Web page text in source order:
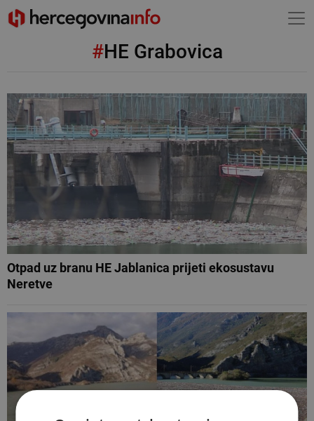
#HE Grabovica
Otpad uz branu HE Jablanica prijeti ekosustavu
Neretve